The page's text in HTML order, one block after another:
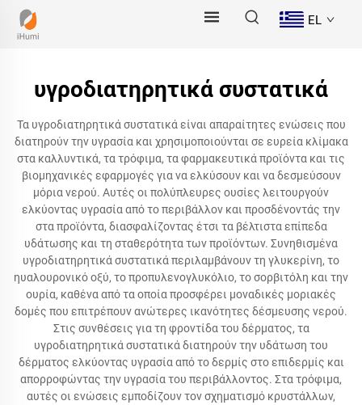
EL
υγροδιατηρητικά συστατικά
Τα υγροδιατηρητικά συστατικά είναι απαραίτητες ενώσεις που
διατηρούν την υγρασία και χρησιμοποιούνται σε ευρεία κλίμακα
στα καλλυντικά, τα τρόφιμα, τα φαρμακευτικά προϊόντα και τις
βιομηχανικές εφαρμογές για να ελκύσουν και να δεσμεύσουν
μόρια νερού. Αυτές οι πολύπλευρες ουσίες λειτουργούν
ελκύοντας υγρασία από το περιβάλλον και προσδένοντάς την
στα προϊόντα, διασφαλίζοντας έτσι τα βέλτιστα επίπεδα
υδάτωσης και τη σταθερότητα των προϊόντων. Συνηθισμένα
υγροδιατηρητικά συστατικά περιλαμβάνουν τη γλυκερίνη, το
ηυαλουρονικό οξύ, το προπυλενογλυκόλιο, το σορβιτόλη και την
ουρία, καθένα από τα οποία προσφέρει μοναδικές μοριακές
δομές που επιτρέπουν ανώτερες ικανότητες δέσμευσης νερού.
Στις συνθέσεις για τη φροντίδα του δέρματος, τα
υγροδιατηρητικά συστατικά διατηρούν την υδάτωση του
δέρματος ελκύοντας υγρασία από το δερμίς στο επιδερμίς και
απορροφώντας την υγρασία του περιβάλλοντος. Στα τρόφιμα,
αυτές οι ενώσεις εμποδίζουν τον σχηματισμό κρυστάλλων,